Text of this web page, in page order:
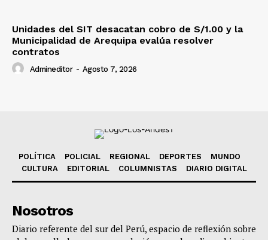
Unidades del SIT desacatan cobro de S/1.00 y la
Municipalidad de Arequipa evalúa resolver
contratos
Admineditor - Agosto 7, 2026
POLÍTICA POLICIAL REGIONAL DEPORTES
MUNDO
CULTURA
EDITORIAL COLUMNISTAS DIARIO DIGITAL
Nosotros
Diario referente del sur del Perú, espacio de reflexión sobre